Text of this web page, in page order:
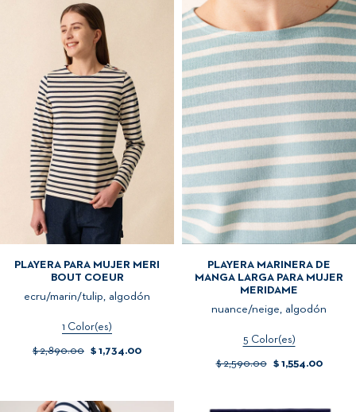
PLAYERA PARA MUJER MERI
BOUT COEUR
ecru/marin/tulip, algodón
1 Color(es)
$ 2,890.00 $ 1,734.00
PLAYERA MARINERA DE
MANGA LARGA PARA MUJER
MERIDAME
nuance/neige, algodón
5 Color(es)
$ 2,590.00 $ 1,554.00